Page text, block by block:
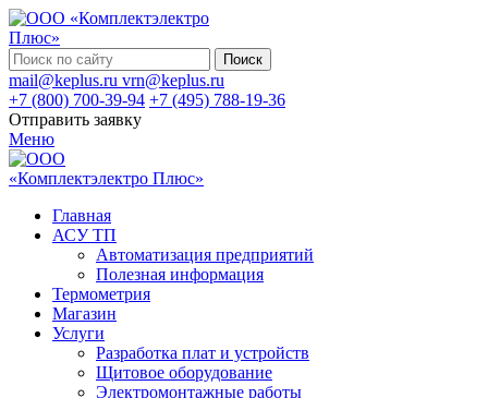
Поиск
mail@keplus.ru vrn@keplus.ru
+7 (800) 700-39-94 +7 (495) 788-19-36
Отправить заявку
Меню
Главная
АСУ ТП
Автоматизация предприятий
Полезная информация
Термометрия
Магазин
Услуги
Разработка плат и устройств
Щитовое оборудование
Электромонтажные работы